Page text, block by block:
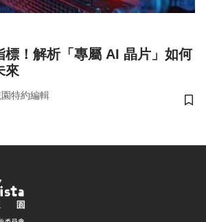
標！解析「專屬 AI 晶片」如何
來
特約編輯
儲